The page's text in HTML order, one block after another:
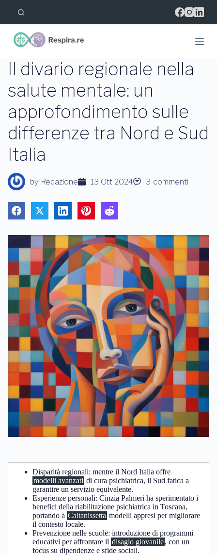
l
l
n
t
n
t
o
Il divario regionale nella
salute mentale: un
approfondimento sulle
differenze tra Nord e Sud
Italia
by Redazione 13 Ott 2024 3 commenti
Disparità regionali: mentre il Nord Italia offre
modelli avanzati di cura psichiatrica, il Sud fatica a
garantire un servizio equivalente.
Esperienze personali: Cinzia Palmeri ha sperimentato i
benefici della riabilitazione psichiatrica in Toscana,
portando a Caltanissetta modelli appresi per migliorare
il contesto locale.
Prevenzione nelle scuole: introduzione di programmi
educativi per affrontare il disagio giovanile, con un
focus su dipendenze e sfide sociali.